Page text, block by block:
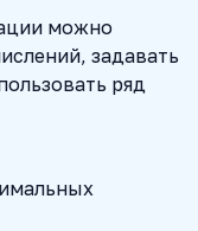
можно
задавать
ряд